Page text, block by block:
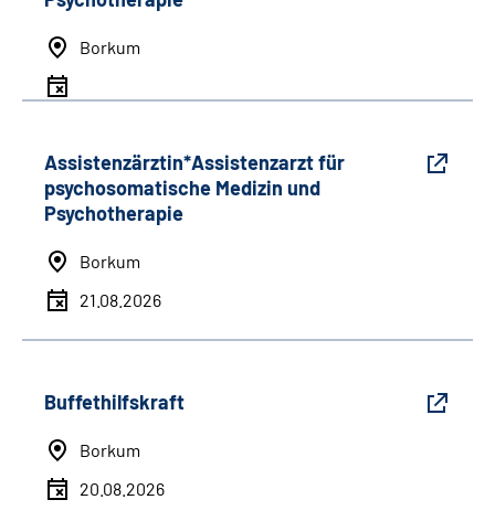
Borkum
Assistenzärztin*Assistenzarzt für
psychosomatische Medizin und
Psychotherapie
Borkum
21.08.2026
Buffethilfskraft
Borkum
20.08.2026